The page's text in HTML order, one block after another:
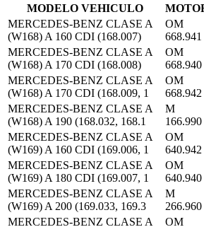
MODELO VEHICULO
MERCEDES-BENZ CLASE A
(W168) A 160 CDI (168.007)
OM
668.941
MERCEDES-BENZ CLASE A
(W168) A 170 CDI (168.008)
OM
668.940
MERCEDES-BENZ CLASE A
(W168) A 170 CDI (168.009, 1
OM
668.942
MERCEDES-BENZ CLASE A
(W168) A 190 (168.032, 168.1
M
166.990
MERCEDES-BENZ CLASE A
(W169) A 160 CDI (169.006, 1
OM
640.942
MERCEDES-BENZ CLASE A
(W169) A 180 CDI (169.007, 1
OM
640.940
MERCEDES-BENZ CLASE A
(W169) A 200 (169.033, 169.3
M
266.960
MERCEDES-BENZ CLASE A
OM